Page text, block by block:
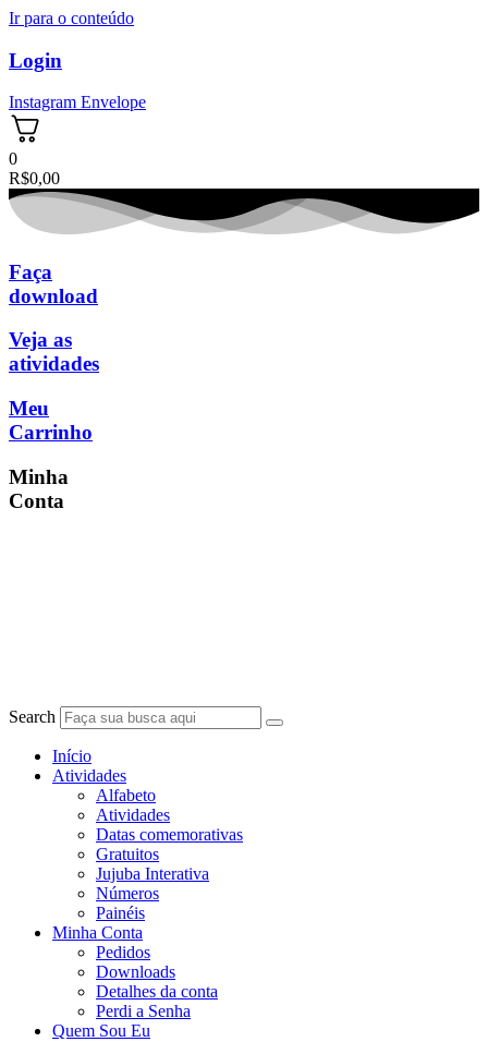
Ir para o conteúdo
Login
Instagram Envelope
0
R$0,00
Faça
download
Veja as
atividades
Meu
Carrinho
Minha
Conta
Search
Início
Atividades
Alfabeto
Atividades
Datas comemorativas
Gratuitos
Jujuba Interativa
Números
Painéis
Minha Conta
Pedidos
Downloads
Detalhes da conta
Perdi a Senha
Quem Sou Eu